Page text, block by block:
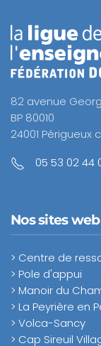
82 avenue
BP 80010
24001 Périgueux
05 53 02 44
Nos sites web
> Centre de
> Pole d'appui
> Manoir du
> La Peyrière en
> Volca-Sancy
> Cap Sireuil